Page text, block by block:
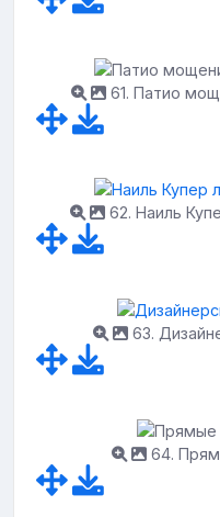
61. Патио
62. Наиль
63.
64.